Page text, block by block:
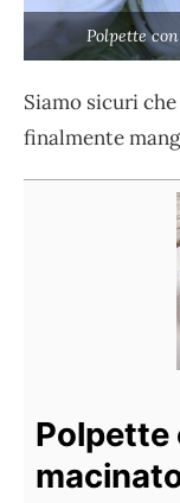
Polpette
Siamo sicuri
finalmente
Polpette